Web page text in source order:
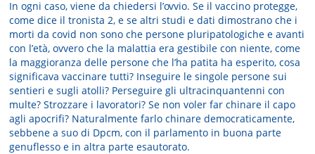
In ogni caso, viene da chiedersi l’ovvio. Se il vaccino protegge,
come dice il tronista 2, e se altri studi e dati dimostrano che i
morti da covid non sono che persone pluripatologiche e avanti
con l’età, ovvero che la malattia era gestibile con niente, come
la maggioranza delle persone che l’ha patita ha esperito, cosa
significava vaccinare tutti? Inseguire le singole persone sui
sentieri e sugli atolli? Perseguire gli ultracinquantenni con
multe? Strozzare i lavoratori? Se non voler far chinare il capo
agli apocrifi? Naturalmente farlo chinare democraticamente,
sebbene a suo di Dpcm, con il parlamento in buona parte
genuflesso e in altra parte esautorato.